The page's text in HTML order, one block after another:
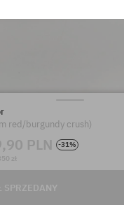
red/burgundy crush)
PLN
-31%
zł
SPRZEDANY